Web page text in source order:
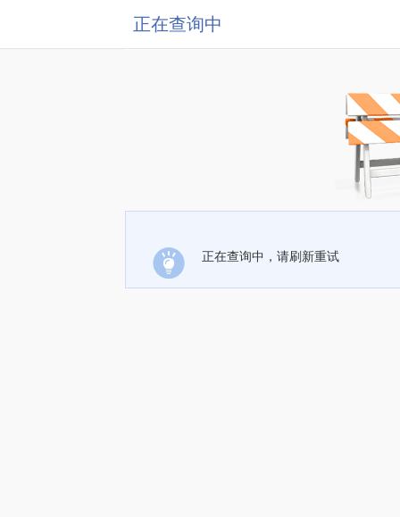
正在查询中
正在查询中，请刷新重试